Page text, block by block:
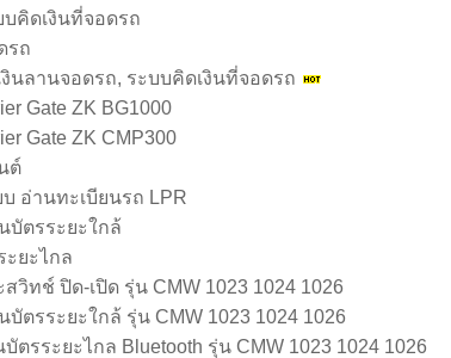
บคิดเงินที่จอดรถ
รถ
งินลานจอดรถ, ระบบคิดเงินที่จอดรถ
Gate ZK BG1000
Gate ZK CMP300
ต์
อ่านทะเบียนรถ LPR
บัตรระยะใกล้
ยะไกล
ทช์ ปิด-เปิด รุ่น CMW 1023 1024 1026
ตรระยะใกล้ รุ่น CMW 1023 1024 1026
รระยะไกล Bluetooth รุ่น CMW 1023 1024 1026